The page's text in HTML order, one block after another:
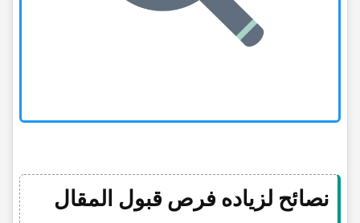
نصائح لزیاده فرص قبول المقال